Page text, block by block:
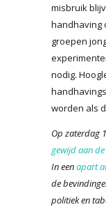
misbruik
handhaving
groepen
nodig.
worden als
Op zaterdag
gewijd aan
In eenapart
de
politiek en